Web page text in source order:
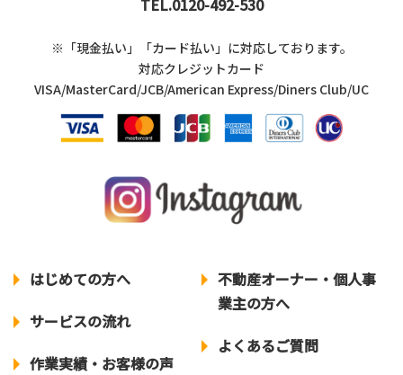
TEL.0120-492-530
※「現金払い」「カード払い」に対応しております。
対応クレジットカード
VISA/MasterCard/JCB/American Express/Diners Club/UC
はじめての方へ
サービスの流れ
作業実績 ・ お客様の声
不動産オーナー ・ 個人事
業主の方へ
よくあるご質問